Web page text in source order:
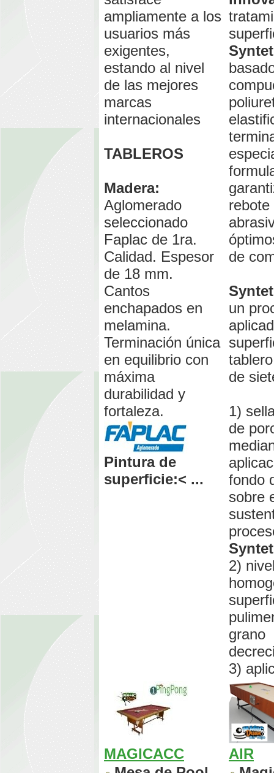
ampliamente a los
usuarios más
exigentes,
estando al nivel
de las mejores
marcas
internacionales
TABLEROS
Madera:
Aglomerado
seleccionado
Faplac de 1ra.
Calidad. Espesor
de 18 mm.
Cantos
enchapados en
melamina.
Terminación única
en equilibrio con
máxima
durabilidad y
fortaleza.
Pintura de
superficie:< ...
rebote
de
un
de
1)
de
fondo
sobre
2)
grano
3)
MAGICACC
AIR